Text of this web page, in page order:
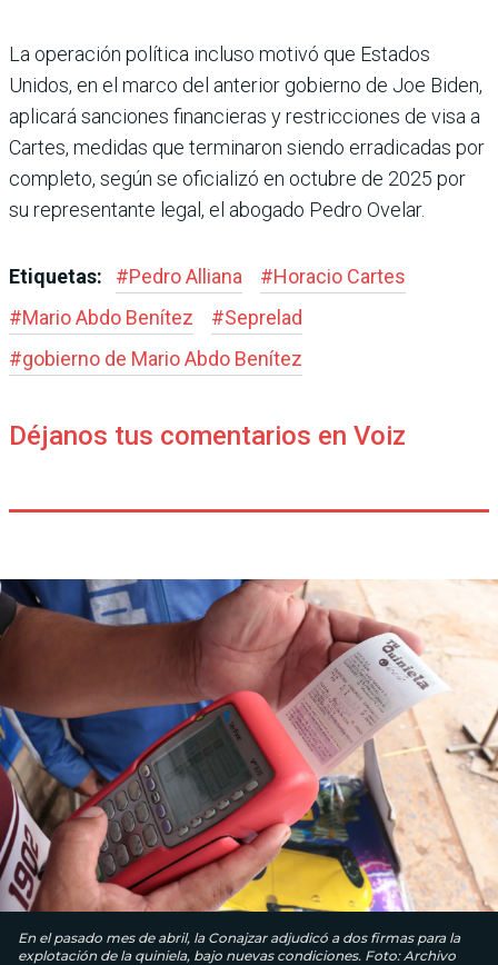
La operación política incluso motivó que Estados
Unidos, en el marco del anterior gobierno de Joe Biden,
aplicará sancio­nes financieras y restricciones de visa a
Cartes, medidas que terminaron siendo erradica­das por
completo, según se ofi­cializó en octubre de 2025 por
su representante legal, el abo­gado Pedro Ovelar.
Etiquetas: #Pedro Alliana #Horacio Car­tes
#Mario Abdo Benítez #Seprelad
#gobierno de Mario Abdo Benítez
Déjanos tus comentarios en Voiz
En el pasado mes de abril, la Conajzar adjudicó a dos firmas para la
explotación de la quiniela, bajo nuevas condiciones. Foto: Archivo